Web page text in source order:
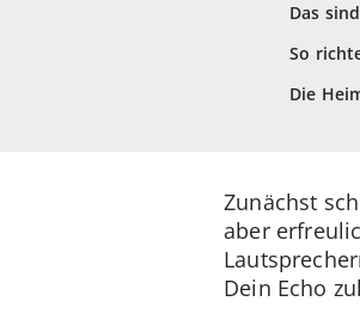
Das
So
Die
Zunächst
aber
Dein Echo